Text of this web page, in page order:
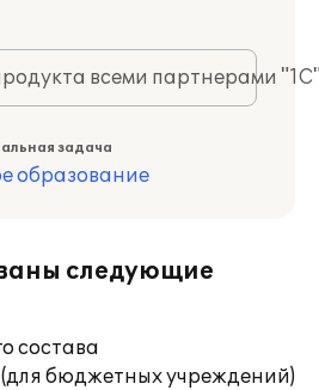
всеми партнерами
задача
образование
следующие
состава
бюджетных учреждений)